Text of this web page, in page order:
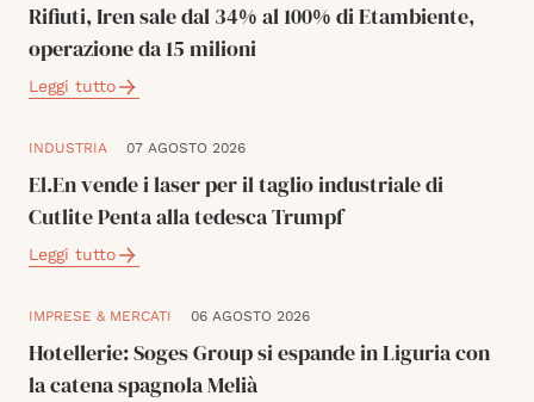
Rifiuti, Iren sale dal 34% al 100% di Etambiente,
operazione da 15 milioni
Leggi tutto
INDUSTRIA 07 AGOSTO 2026
El.En vende i laser per il taglio industriale di
Cutlite Penta alla tedesca Trumpf
Leggi tutto
IMPRESE & MERCATI 06 AGOSTO 2026
Hotellerie: Soges Group si espande in Liguria con
la catena spagnola Melià